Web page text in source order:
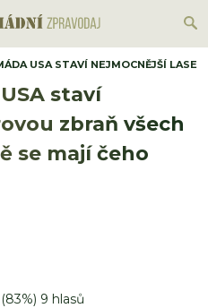
USA STAVÍ NEJMOCNĚJŠÍ
staví
zbraň všech
se mají čeho
83%) 9 hlasů